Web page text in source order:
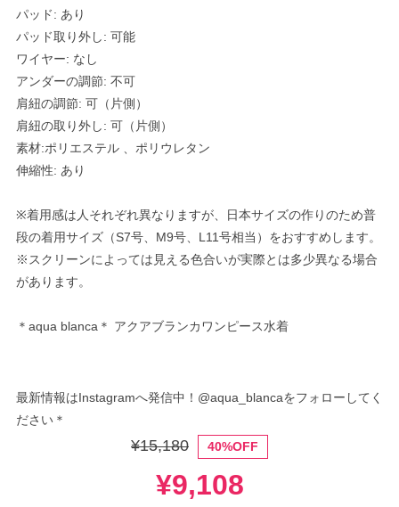
パッド: あり
パッド取り外し: 可能
ワイヤー: なし
アンダーの調節: 不可
肩紐の調節: 可（片側）
肩紐の取り外し: 可（片側）
素材:ポリエステル 、ポリウレタン
伸縮性: あり
※着用感は人それぞれ異なりますが、日本サイズの作りのため普
段の着用サイズ（S7号、M9号、L11号相当）をおすすめします。
※スクリーンによっては見える色合いが実際とは多少異なる場合
があります。
＊aqua blanca＊ アクアブランカワンピース水着
最新情報はInstagramへ発信中！@aqua_blancaをフォローしてく
ださい＊
¥15,180 40%OFF
¥9,108